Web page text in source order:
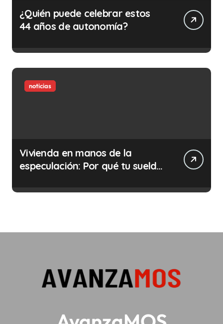
¿Quién puede celebrar estos
44 años de autonomía?
noticias
Vivienda en manos de la
especulación: Por qué tu sueldo